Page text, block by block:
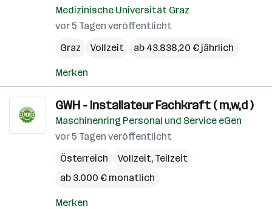
Medizinische Universität Graz
vor 5 Tagen veröffentlicht
Graz
Vollzeit ab 43.838,20 € jährlich
Merken
GWH - Installateur Fachkraft ( m,w,d )
Maschinenring Personal und Service eGen
vor 5 Tagen veröffentlicht
Österreich
Vollzeit, Teilzeit
ab 3.000 € monatlich
Merken